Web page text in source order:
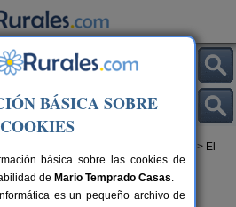
> El
BÁSICA SOBRE
COOKIES
básica sobre las cookies de
de Mario Temprado Casas.
es un pequeño archivo de